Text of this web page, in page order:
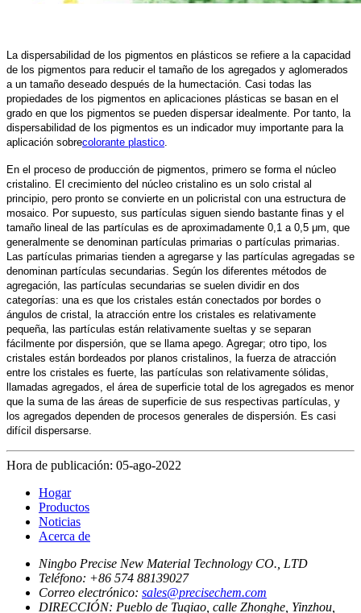
La dispersabilidad de los pigmentos en plásticos se refiere a la capacidad
de los pigmentos para reducir el tamaño de los agregados y aglomerados
a un tamaño deseado después de la humectación. Casi todas las
propiedades de los pigmentos en aplicaciones plásticas se basan en el
grado en que los pigmentos se pueden dispersar idealmente. Por tanto, la
dispersabilidad de los pigmentos es un indicador muy importante para la
aplicación sobrecolorante plastico
En el proceso de producción de pigmentos, primero se forma el núcleo
cristalino. El crecimiento del núcleo cristalino es un solo cristal al
principio, pero pronto se convierte en un policristal con una estructura de
mosaico. Por supuesto, sus partículas siguen siendo bastante finas y el
tamaño lineal de las partículas es de aproximadamente 0,1 a 0,5 μm, que
generalmente se denominan partículas primarias o partículas primarias.
Las partículas primarias tienden a agregarse y las partículas agregadas se
denominan partículas secundarias. Según los diferentes métodos de
agregación, las partículas secundarias se suelen dividir en dos
categorías: una es que los cristales están conectados por bordes o
ángulos de cristal, la atracción entre los cristales es relativamente
pequeña, las partículas están relativamente sueltas y se separan
fácilmente por dispersión, que se llama apego. Agregar; otro tipo, los
cristales están bordeados por planos cristalinos, la fuerza de atracción
entre los cristales es fuerte, las partículas son relativamente sólidas,
llamadas agregados, el área de superficie total de los agregados es menor
que la suma de las áreas de superficie de sus respectivas partículas, y
los agregados dependen de procesos generales de dispersión. Es casi
difícil dispersarse.
Hora de publicación: 05-ago-2022
Hogar
Productos
Noticias
Acerca de
Ningbo Precise New Material Technology CO., LTD
Teléfono: +86 574 88139027
Correo electrónico: sales@precisechem.com
DIRECCIÓN: Pueblo de Tuqiao, calle Zhonghe, Yinzhou,